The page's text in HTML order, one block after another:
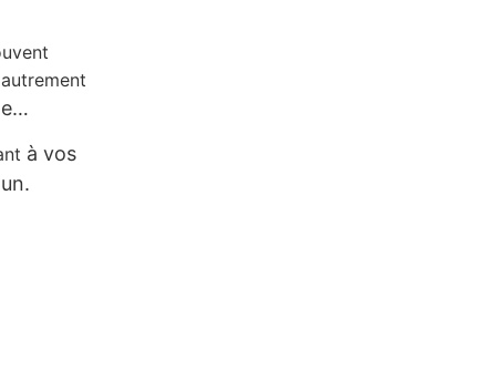
à vos